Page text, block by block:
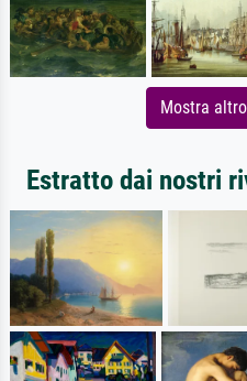
Mostra
Estratto dai nostri